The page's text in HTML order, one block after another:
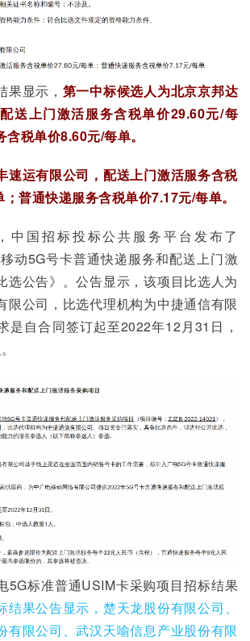
果显示， 第一中标候选人为北京京邦达
送上门激活服务含税单价29.60元/每
税单价8.60元/每单。
速运有限公司，配送上门激活服务含税
普通快递服务含税单价7.17元/每单。
中国招标投标公共服务平台发布了
动5G号卡普通快递服务和配送上门激
选公告》。公告显示，该项目比选人为
限公司，比选代理机构为中捷通信有限
是自合同签订起至2022年12月31日，
5G标准普通USIM卡采购项目招标结果
结果公告显示，楚天龙股份有限公司、
有限公司、武汉天喻信息产业股份有限